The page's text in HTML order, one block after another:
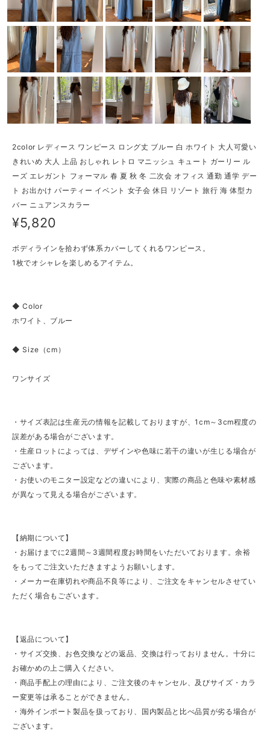
2color レディース ワンピース ロング丈 ブルー 白 ホワイト 大人可愛い
きれいめ 大人 上品 おしゃれ レトロ マニッシュ キュート ガーリー ル
ーズ エレガント フォーマル 春 夏 秋 冬 二次会 オフィス 通勤 通学 デー
ト お出かけ パーティー イベント 女子会 休日 リゾート 旅行 海 体型カ
バー ニュアンスカラー
¥5,820
ボディラインを拾わず体系カバーしてくれるワンピース。
1枚でオシャレを楽しめるアイテム。
◆ Color
ホワイト、ブルー
◆ Size（cm）
ワンサイズ
・サイズ表記は生産元の情報を記載しておりますが、1cm～3cm程度の
誤差がある場合がございます。
・生産ロットによっては、デザインや色味に若干の違いが生じる場合が
ございます。
・お使いのモニター設定などの違いにより、実際の商品と色味や素材感
が異なって見える場合がございます。
【納期について】
・お届けまでに2週間～3週間程度お時間をいただいております。余裕
をもってご注文いただきますようお願いします。
・メーカー在庫切れや商品不良等により、ご注文をキャンセルさせてい
ただく場合もございます。
【返品について】
・サイズ交換、お色交換などの返品、交換は行っておりません。十分に
お確かめの上ご購入ください。
・商品手配上の理由により、ご注文後のキャンセル、及びサイズ・カラ
ー変更等は承ることができません。
・海外インポート製品を扱っており、国内製品と比べ品質が劣る場合が
ございます。